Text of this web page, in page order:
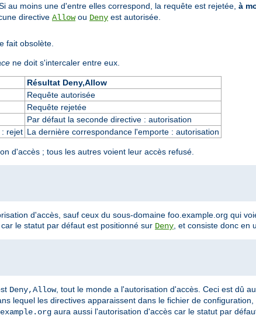
au moins une d'entre elles correspond, la requête est rejetée, à
directive Allowou Deny est autorisée.
fait obsolète.
ne doit s'intercaler entre eux.
Résultat Deny,Allow
Requête autorisée
Requête rejetée
Par défaut la seconde directive : autorisation
rejet La dernière correspondance l'emporte : autorisation
d'accès ; tous les autres voient leur accès refusé.
d'accès, sauf ceux du sous-domaine foo.example.org qui
le statut par défaut est positionné sur Deny , et consiste donc en
Deny,Allow, tout le monde a l'autorisation d'accès. Ceci est dû
lequel les directives apparaissent dans le fichier de
example.org aura aussi l'autorisation d'accès car le statut par